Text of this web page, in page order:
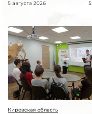
5 августа 2026
Кировская область